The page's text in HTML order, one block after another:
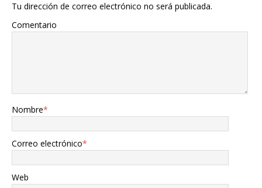
Tu dirección de correo electrónico no será publicada.
Comentario
Nombre*
Correo electrónico*
Web